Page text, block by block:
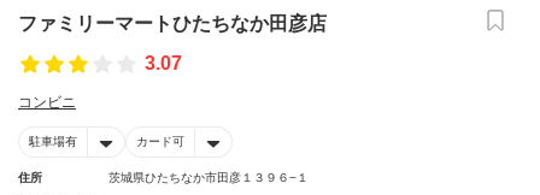
ファミリーマートひたちなか田彦店
3.07
コンビニ
駐車場有 カード可
住所 茨城県ひたちなか市田彦１３９６−１